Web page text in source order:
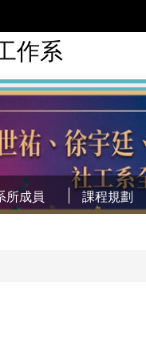
作系
所成員 課程規劃